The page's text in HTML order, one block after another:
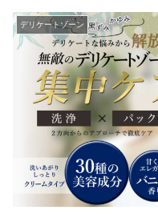
デリケートゾーン